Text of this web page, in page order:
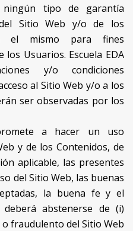
tipo de garantía
Sitio Web y/o de los
el mismo para fines
los Usuarios. Escuela EDA
y/o condiciones
al Sitio Web y/o a los
ser observadas por los
a hacer un uso
y de los Contenidos, de
aplicable, las presentes
del Sitio Web, las buenas
la buena fe y el
abstenerse de (i)
fraudulento del Sitio Web